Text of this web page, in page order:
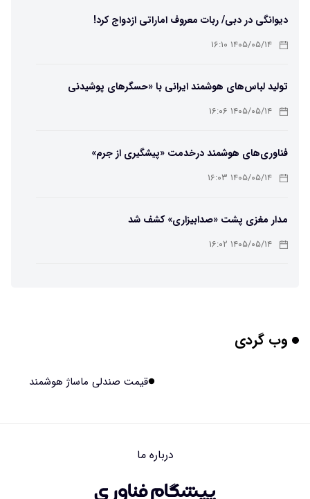
دیوانگی در دبی/ ربات معروف اماراتی ازدواج کرد!
۱۴۰۵/۰۵/۱۴ ۱۶:۱۰
تولید لباس‌های هوشمند ایرانی با «حسگرهای پوشیدنی
کریگامی»
۱۴۰۵/۰۵/۱۴ ۱۶:۰۶
فناوری‌های هوشمند درخدمت «پیشگیری از جرم»
۱۴۰۵/۰۵/۱۴ ۱۶:۰۳
مدار مغزی پشت «صدابیزاری» کشف شد
۱۴۰۵/۰۵/۱۴ ۱۶:۰۲
هوش مصنوعی جدید، انسان از آب درآمد!
تأثیر پنهانی داروهای جدید لاغری بر چشم‌ها!
وب گردی
قیمت صندلی ماساژ هوشمند
درباره ما